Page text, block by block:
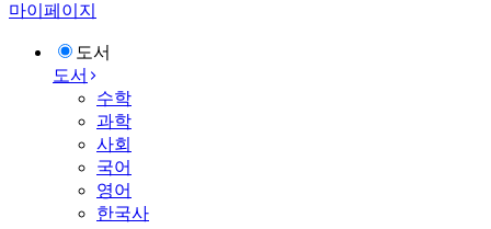
마이페이지
도서
도서
수학
과학
사회
국어
영어
한국사